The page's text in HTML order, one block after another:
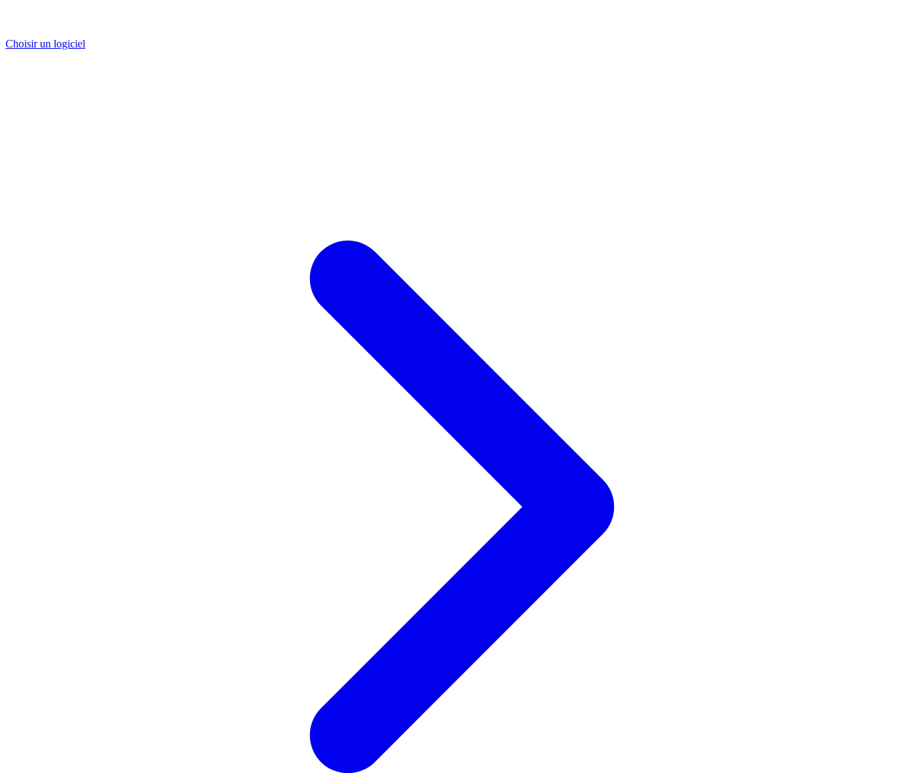
Choisir un logiciel